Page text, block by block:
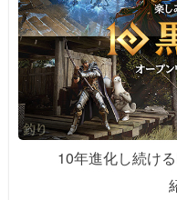
10年進化し続ける